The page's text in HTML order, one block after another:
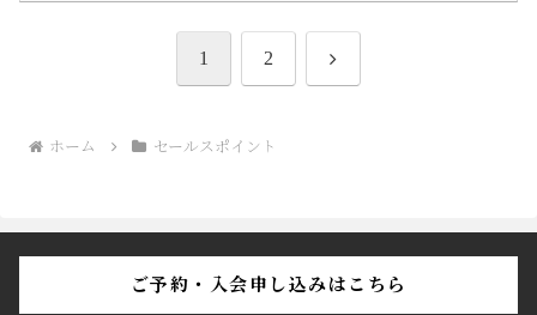
1 2 次
ホーム セールスポイント
ご予約・入会申し込みはこちら